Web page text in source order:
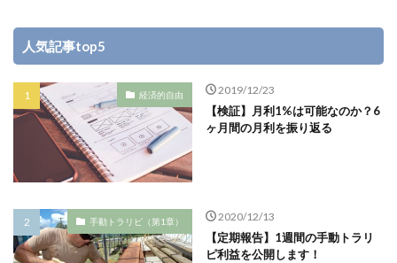
人気記事top5
経済的自由 2019/12/23
【検証】月利1%は可能なのか？6
ヶ月間の月利を振り返る
手動トラリピ（第1章） 2020/12/13
【定期報告】1週間の手動トラリ
ピ利益を公開します！